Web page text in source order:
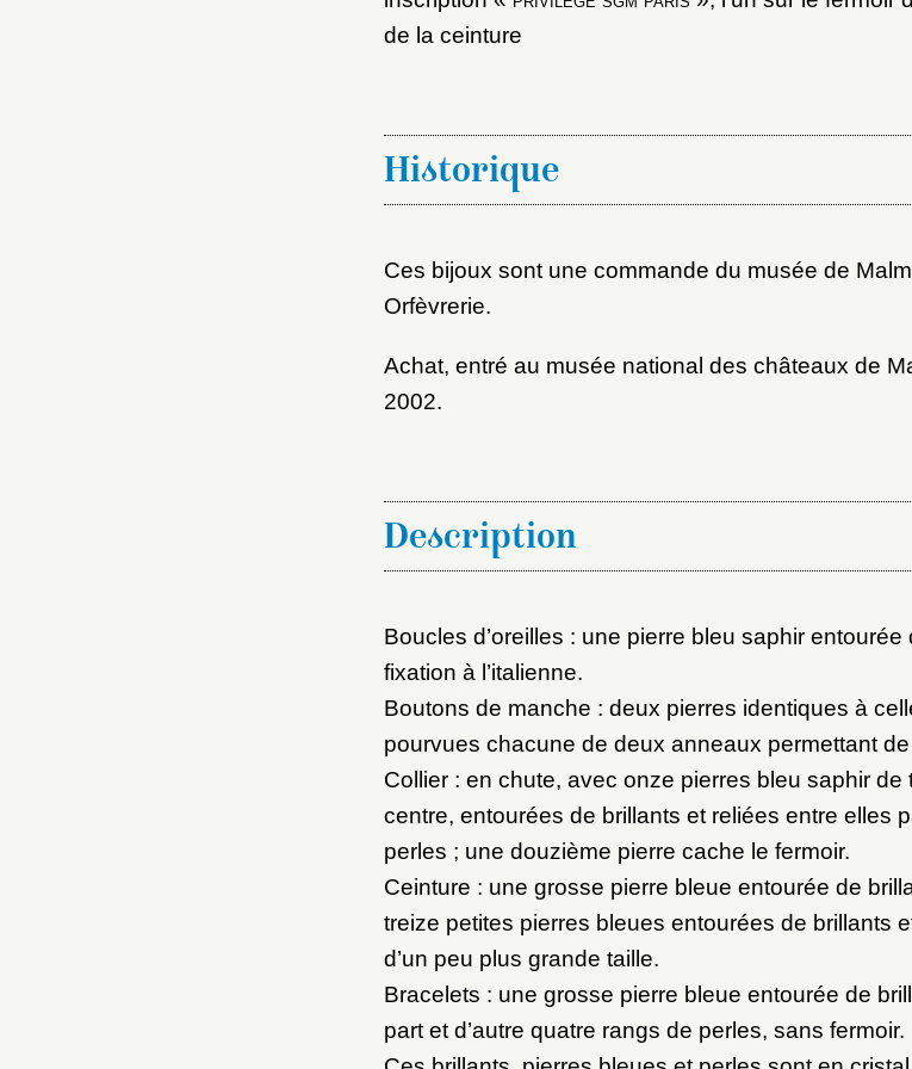
de la ceinture
Historique
Ces bijoux sont une commande du musée de
Orfèvrerie.
Achat, entré au musée national des châteaux de
2002.
Description
Boucles d’oreilles : une pierre bleu saphir
fixation à l’italienne.
Boutons de manche : deux pierres identiques à
pourvues chacune de deux anneaux permettant
Collier : en chute, avec onze pierres bleu saphir
centre, entourées de brillants et reliées entre elles
perles ; une douzième pierre cache le fermoir.
Ceinture : une grosse pierre bleue entourée de
treize petites pierres bleues entourées de brillants
d’un peu plus grande taille.
Bracelets : une grosse pierre bleue entourée de
part et d’autre quatre rangs de perles, sans fermoir.